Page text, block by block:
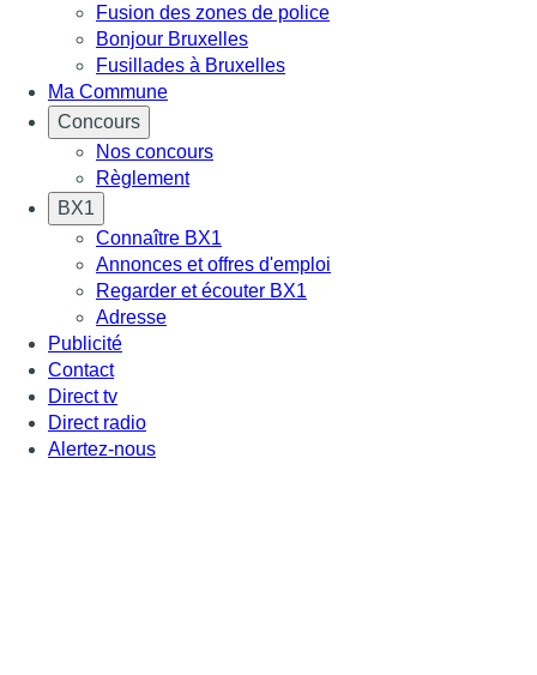
Fusion des zones de police
Bonjour Bruxelles
Fusillades à Bruxelles
Ma Commune
Concours
Nos concours
Règlement
BX1
Connaître BX1
Annonces et offres d'emploi
Regarder et écouter BX1
Adresse
Publicité
Contact
Direct tv
Direct radio
Alertez-nous